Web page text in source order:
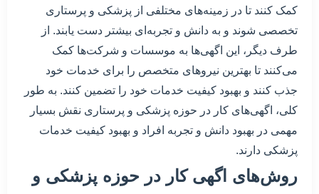
کمک کنند تا در زمینه‌های مختلفی از پزشکی و پرستاری
تخصصی شوند و به دانش و تجربه‌ای بیشتر دست یابند. از
طرف دیگر، این اگهی‌ها به موسسات و شرکت‌ها کمک
می‌کنند تا بهترین نیروهای متخصص را برای خدمات خود
جذب کنند و بهبود کیفیت خدمات خود را تضمین کنند. به طور
کلی، اگهی‌های کار در حوزه پزشکی و پرستاری نقش بسیار
مهمی در بهبود دانش و تجربه افراد و بهبود کیفیت خدمات
پزشکی دارند.
روش‌های اگهی کار در حوزه پزشکی و